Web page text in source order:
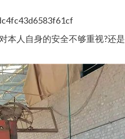
人自身的安全不够重视?还